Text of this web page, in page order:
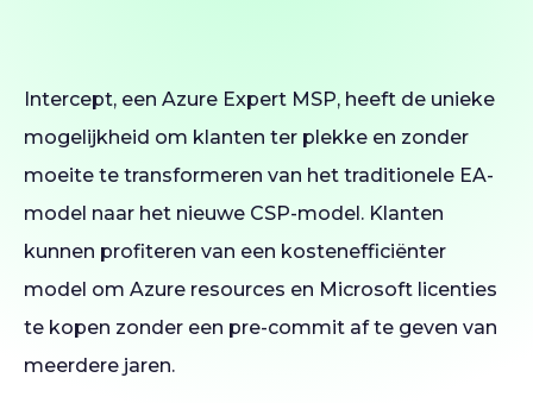
Intercept, een Azure Expert MSP, heeft de unieke
mogelijkheid om klanten ter plekke en zonder
moeite te transformeren van het traditionele EA-
model naar het nieuwe CSP-model. Klanten
kunnen profiteren van een kostenefficiënter
model om Azure resources en Microsoft licenties
te kopen zonder een pre-commit af te geven van
meerdere jaren.